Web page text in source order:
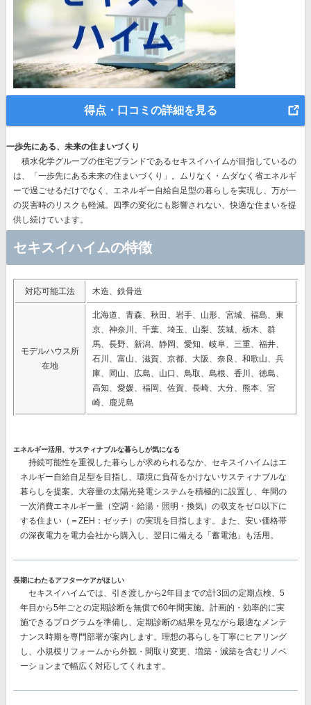
得点・口コミの詳細を見る
一歩先にある、未来の住まいづくり
積水化学グループの住宅ブランドであるセキスイハイムが目指しているの
は、
「一歩先にある未来の住まいづくり」。 ムリなく・ムダなく省エネルギ
ーで過ごせるだけでなく、エネルギー自給自足型の暮らしを実現し、万が一
の災害時のリスクも軽減。四季の変化にも影響されない、快適な住まいを提
供し続けています。
セキスイハイムの特徴
対応可能工法 木造、鉄骨造
モデルハウス所
在地
北海道、青森、秋田、岩手、山形、宮城、福島、東
京、神奈川、千葉、埼玉、山梨、茨城、栃木、群
馬、長野、新潟、静岡、愛知、岐阜、三重、福井、
石川、富山、滋賀、京都、大阪、奈良、和歌山、兵
庫、岡山、広島、山口、鳥取、島根、香川、徳島、
高知、愛媛、福岡、佐賀、長崎、大分、熊本、宮
崎、鹿児島
エネルギー活用、サスティナブルな暮らしが気になる
持続可能性を重視した暮らしが求められるなか、セキスイハイムはエ
ネルギー自給自足型を目指し、環境に負荷をかけないサスティナブルな
暮らしを提案。大容量の太陽光発電システムを積極的に設置し、 年間の
一次消費エネルギー量（空調・給湯・照明・換気）の収支をゼロ以下に
する住まい（＝ZEH：ゼッチ）の実現を目指します。また、安い価格帯
の深夜電力を電力会社から購入し、翌日に備える 「蓄電池」 も活用。
長期にわたるアフターケアがほしい
セキスイハイムでは、 引き渡しから2年目までの計3回の定期点検、 5
年目から5年ごとの定期診断を無償で60年間実施。計画的・効率的に実
施できるプログラムを準備し、定期診断の結果を見ながら最適なメンテ
ナンス時期を専門部署が案内します。理想の暮らしを丁寧にヒアリング
し、小規模リフォームから外観・間取り変更、増築・減築を含むリノベ
ーションまで幅広く対応してくれます。